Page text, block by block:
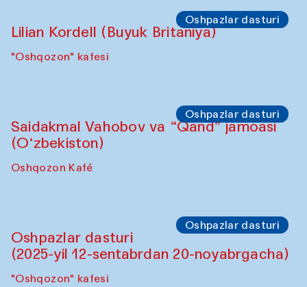
Oshpazlar dasturi
Lilian Kordell (Buyuk Britaniya)
"Oshqozon" kafesi
Oshpazlar dasturi
Saidakmal Vahobov va “Qand” jamoasi
(O‘zbekiston)
Oshqozon Kafé
Oshpazlar dasturi
Oshpazlar dasturi
(2025-yil 12-sentabrdan 20-noyabrgacha)
"Oshqozon" kafesi